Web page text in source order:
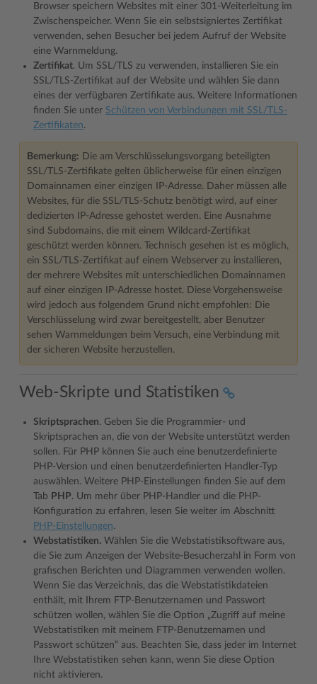
Browser speichern Websites mit einer 301-Weiterleitung im
Zwischenspeicher. Wenn Sie ein selbstsigniertes Zertifikat
verwenden, sehen Besucher bei jedem Aufruf der Website
eine Warnmeldung.
Zertifikat. Um SSL/TLS zu verwenden, installieren Sie ein
SSL/TLS-Zertifikat auf der Website und wählen Sie dann
eines der verfügbaren Zertifikate aus. Weitere Informationen
finden Sie unter Schützen von Verbindungen mit SSL/TLS-
Zertifikaten.
Bemerkung: Die am Verschlüsselungsvorgang beteiligten
SSL/TLS-Zertifikate gelten üblicherweise für einen einzigen
Domainnamen einer einzigen IP-Adresse. Daher müssen alle
Websites, für die SSL/TLS-Schutz benötigt wird, auf einer
dedizierten IP-Adresse gehostet werden. Eine Ausnahme
sind Subdomains, die mit einem Wildcard-Zertifikat
geschützt werden können. Technisch gesehen ist es möglich,
ein SSL/TLS-Zertifikat auf einem Webserver zu installieren,
der mehrere Websites mit unterschiedlichen Domainnamen
auf einer einzigen IP-Adresse hostet. Diese Vorgehensweise
wird jedoch aus folgendem Grund nicht empfohlen: Die
Verschlüsselung wird zwar bereitgestellt, aber Benutzer
sehen Warnmeldungen beim Versuch, eine Verbindung mit
der sicheren Website herzustellen.
Web-Skripte und Statistiken
Skriptsprachen. Geben Sie die Programmier- und
Skriptsprachen an, die von der Website unterstützt werden
sollen. Für PHP können Sie auch eine benutzerdefinierte
PHP-Version und einen benutzerdefinierten Handler-Typ
auswählen. Weitere PHP-Einstellungen finden Sie auf dem
Tab PHP. Um mehr über PHP-Handler und die PHP-
Konfiguration zu erfahren, lesen Sie weiter im Abschnitt
PHP-Einstellungen.
Webstatistiken. Wählen Sie die Webstatistiksoftware aus,
die Sie zum Anzeigen der Website-Besucherzahl in Form von
grafischen Berichten und Diagrammen verwenden wollen.
Wenn Sie das Verzeichnis, das die Webstatistikdateien
enthält, mit Ihrem FTP-Benutzernamen und Passwort
schützen wollen, wählen Sie die Option „Zugriff auf meine
Webstatistiken mit meinem FTP-Benutzernamen und
Passwort schützen“ aus. Beachten Sie, dass jeder im Internet
Ihre Webstatistiken sehen kann, wenn Sie diese Option
nicht aktivieren.